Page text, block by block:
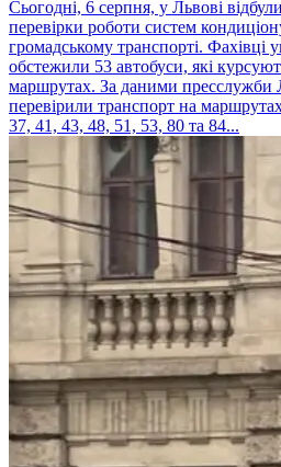
Сьогодні, 6 серпня, у Львові
перевірки роботи систем
громадському транспорті. Фахівці
обстежили 53 автобуси, які
маршрутах. За даними пресслужби
перевірили транспорт на
37, 41, 43, 48, 51, 53, 80 та 84...